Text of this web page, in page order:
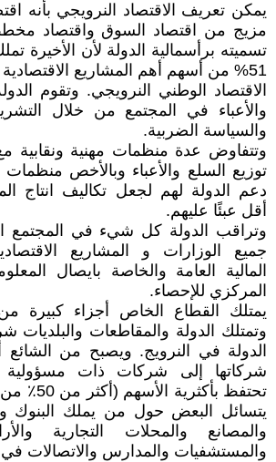
يمكن تعريف الاقتصاد النرويجي بأنه
مزيج من اقتصاد السوق واقتصاد
تسميته برأسمالية الدولة لأن الأخيرة
51% من أسهم أهم المشاريع الاقتصادية
الاقتصاد الوطني النرويجي. وتقوم
والأعباء في المجتمع من خلال
والسياسة الضربية.
وتتفاوض عدة منظمات مهنية ونقابية
توزيع السلع والأعباء وبالأخص
دعم الدولة لهم لجعل تكاليف انتاج
أقل عبئًا عليهم.
وتراقب الدولة كل شيء في المجتمع
جميع الوزارات و المشاريع
المالية العامة والخاصة بايصال
المركزي للإحصاء.
يمتلك القطاع الخاص أجزاء كبيرة من
وتمتلك الدولة والمقاطعات
الدولة في النرويج. ويصبح من الشائع
شركاتها إلى شركات ذات مسؤولية
تحتفظ
يتسائل البعض حول من يملك البنوك
والمصانع والمحلات التجارية
والمستشفيات والمدارس والاتصالات في